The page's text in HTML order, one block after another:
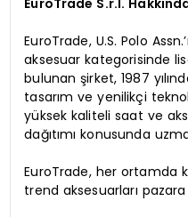
EuroTrade, U.S. Polo
aksesuar kategorisinde
bulunan şirket, 1987
tasarım ve yenilikçi
yüksek kaliteli saat ve
dağıtımı konusunda
EuroTrade, her ortamda
trend aksesuarları